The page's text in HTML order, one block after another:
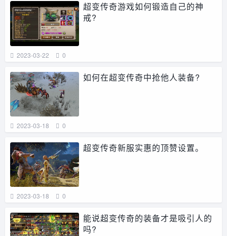
超变传奇游戏如何锻造自己的神
戒?
2023-03-22 0
如何在超变传奇中抢他人装备?
2023-03-18 0
超变传奇新服实惠的顶赞设置。
2023-03-18 0
能说超变传奇的装备才是吸引人的
吗?